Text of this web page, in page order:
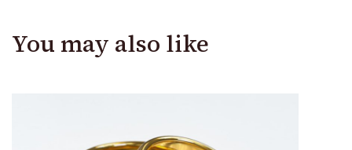
You may also like